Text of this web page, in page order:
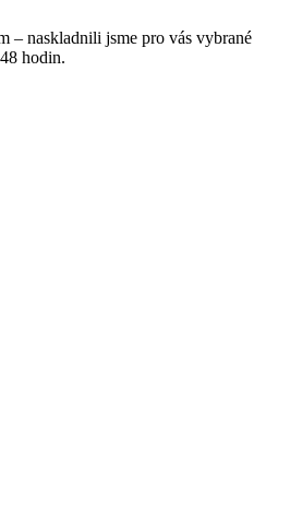
– naskladnili jsme pro vás vybrané
hodin.